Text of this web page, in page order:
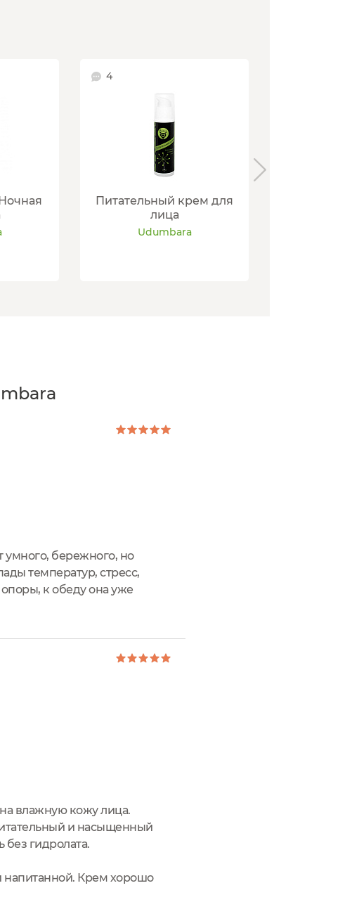
4
Питательный крем для
лица
Udumbara
умного, бережного, но
температур, стресс,
опоры, к обеду она уже
влажную кожу лица.
и насыщенный
гидролата.
напитанной. Крем хорошо